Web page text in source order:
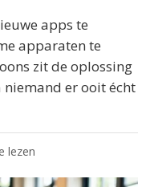
apps te
apparaten te
zit de oplossing
er ooit écht
lezen